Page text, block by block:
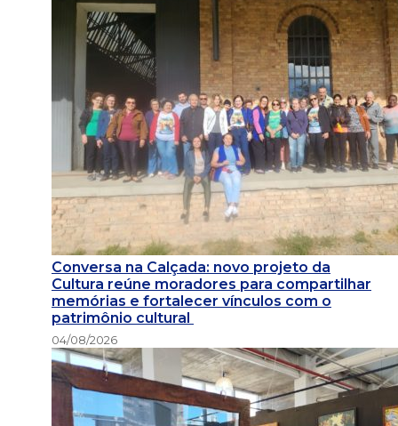
Conversa na Calçada: novo projeto da
Cultura reúne moradores para compartilhar
memórias e fortalecer vínculos com o
patrimônio cultural
04/08/2026